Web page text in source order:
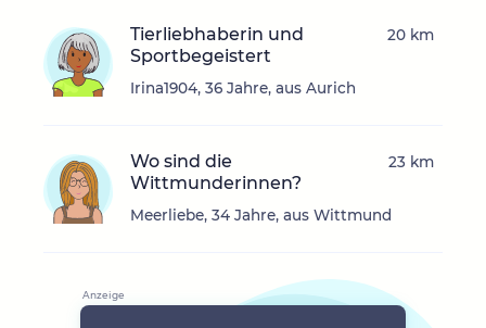
Tierliebhaberin und
Sportbegeistert
Irina1904, 36 Jahre, aus Aurich
20 km
Wo sind die
Wittmunderinnen?
Meerliebe, 34 Jahre, aus Wittmund
23 km